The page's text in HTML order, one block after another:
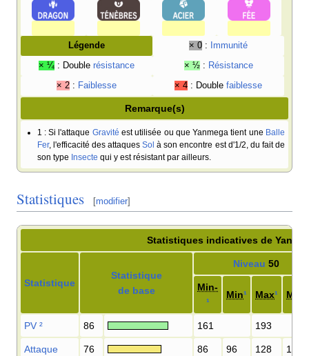
Légende × 0 : Immunité
× ¼ : Double résistance × ½ : Résistance
× 2 : Faiblesse × 4 : Double faiblesse
Remarque(s)
1 : Si l'attaque Gravité est utilisée ou que Yanmega tient une Balle
Fer, l'efficacité des attaquesSol à son encontre est d'1/2, du fait de
son type Insecte qui y est résistant par ailleurs.
Statistiques [modifier]
Statistiques indicatives de
Statistique
Statistique
de base
Niveau 50
Min-
¹
Min¹ Max¹
PV ² 86 161 193
Attaque 76 86 96 128 140